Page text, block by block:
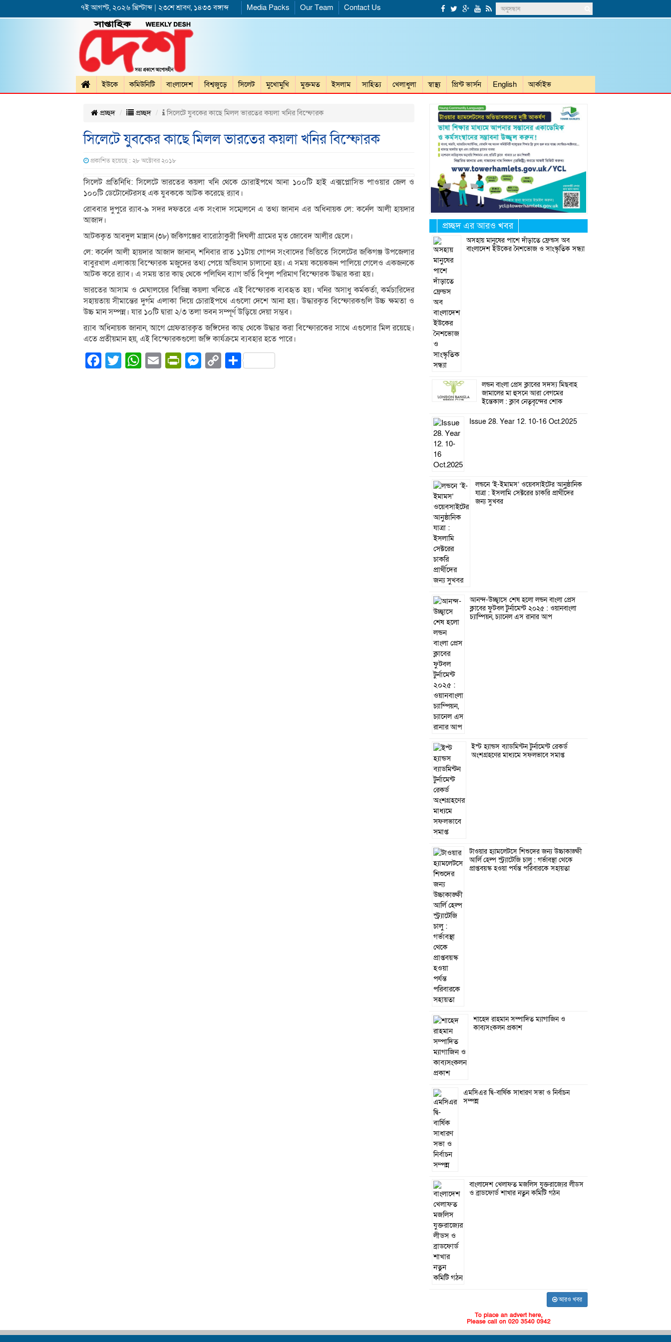
৭ই আগস্ট, ২০২৬ খ্রিস্টাব্দ | ২৩শে শ্রাবণ, ১৪৩৩ বঙ্গাব্দ Media Packs Our Team Contact Us
ইউকে কমিউনিটি বাংলাদেশ বিশ্বজুড়ে সিলেট মুখোমুখি মুক্তমত ইসলাম সাহিত্য খেলাধুলা স্বাস্থ্য প্রিন্ট ভার্সন English আর্কাইভ
প্রচ্ছদ প্রচ্ছদ সিলেটে যুবকের কাছে মিলল ভারতের কয়লা খনির বিস্ফোরক
সিলেটে যুবকের কাছে মিলল ভারতের কয়লা খনির বিস্ফোরক
প্রকাশিত হয়েছে : ২৮ অক্টোবর ২০১৮
সিলেট প্রতিনিধি: সিলেটে ভারতের কয়লা খনি থেকে চোরাইপথে আনা ১০০টি হাই এক্সপ্লোসিভ পাওয়ার জেল ও
১০০টি ডেটোনেটরসহ এক যুবককে আটক করেছে র‍্যাব।
রোববার দুপুরে র‍্যাব-৯ সদর দফতরে এক সংবাদ সম্মেলনে এ তথ্য জানান এর অধিনায়ক লে: কর্নেল আলী হায়দার
আজাদ।
আটককৃত আবদুল মান্নান (৩৮) জকিগঞ্জের বারোঠাকুরী দিঘলী গ্রামের মৃত জোবেদ আলীর ছেলে।
লে: কর্নেল আলী হায়দার আজাদ জানান, শনিবার রাত ১১টায় গোপন সংবাদের ভিত্তিতে সিলেটের জকিগঞ্জ উপজেলার
বাবুরখাল এলাকায় বিস্ফোরক মজুদের তথ্য পেয়ে অভিযান চালানো হয়। এ সময় কয়েকজন পালিয়ে গেলেও একজনকে
আটক করে র‍্যাব। এ সময় তার কাছ থেকে পলিথিন ব্যাগ ভর্তি বিপুল পরিমাণ বিস্ফোরক উদ্ধার করা হয়।
ভারতের আসাম ও মেঘালয়ের বিভিন্ন কয়লা খনিতে এই বিস্ফোরক ব্যবহৃত হয়। খনির অসাধু কর্মকর্তা, কর্মচারিদের
সহায়তায় সীমান্তের দুর্গম এলাকা দিয়ে চোরাইপথে এগুলো দেশে আনা হয়। উদ্ধারকৃত বিস্ফোরকগুলি উচ্চ ক্ষমতা ও
উচ্চ মান সম্পন্ন। যার ১০টি দ্বারা ২/৩ তলা ভবন সম্পূর্ণ উড়িয়ে দেয়া সম্ভব।
র‍্যাব অধিনায়ক জানান, আগে গ্রেফতারকৃত জঙ্গিদের কাছ থেকে উদ্ধার করা বিস্ফোরকের সাথে এগুলোর মিল রয়েছে।
এতে প্রতীয়মান হয়, এই বিস্ফোরকগুলো জঙ্গি কার্যক্রমে ব্যবহার হতে পারে।
Facebook
Twitter
WhatsApp
EmailPrintFriendly
Messenger
CopyShare
প্রচ্ছদ এর আরও খবর
অসহায় মানুষের পাশে দাঁড়াতে ফ্রেন্ডস অব
বাংলাদেশ ইউকের নৈশভোজ ও সাংস্কৃতিক সন্ধ্যা
লন্ডন বাংলা প্রেস ক্লাবের সদস্য মিছবাহ
জামালের মা হুসনে আরা বেগমের
ইন্তেকাল : ক্লাব নেতৃবৃন্দের শোক
Issue 28. Year 12. 10-16 Oct.2025
লন্ডনে ‘ই-ইমামস’ ওয়েবসাইটের আনুষ্ঠানিক
যাত্রা : ইসলামি সেক্টরের চাকরি প্রার্থীদের
জন্য সুখবর
আনন্দ-উচ্ছ্বাসে শেষ হলো লন্ডন বাংলা প্রেস
ক্লাবের ফুটবল টুর্নামেন্ট ২০২৫ : ওয়ানবাংলা
চ্যাম্পিয়ন, চ্যানেল এস রানার আপ
ইস্ট হ্যান্ডস ব্যাডমিন্টন টুর্নামেন্ট রেকর্ড
অংশগ্রহণের মাধ্যমে সফলভাবে সমাপ্ত
টাওয়ার হ্যামলেটসে শিশুদের জন্য উচ্চাকাঙ্ক্ষী
আর্লি হেল্প স্ট্র্যাটেজি চালু : গর্ভাবস্থা থেকে
প্রাপ্তবয়স্ক হওয়া পর্যন্ত পরিবারকে সহায়তা
শাহেদ রাহমান সম্পাদিত ম্যাগাজিন ও
কাব্যসংকলন প্রকাশ
এমসিএর দ্বি-বার্ষিক সাধারণ সভা ও নির্বাচন
সম্পন্ন
বাংলাদেশ খেলাফত মজলিস যুক্তরাজ্যের লীডস
ও ব্রাডফোর্ড শাখার নতুন কমিটি গঠন
আরও খবর
To place an advert here,
Please call on 020 3540 0942